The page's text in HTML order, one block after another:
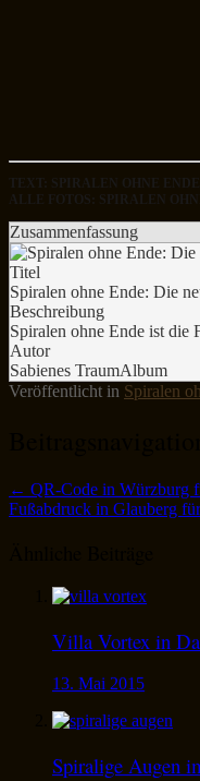
TEXT: SPIRALEN OHNE
ALLE FOTOS: SPIRALEN
Zusammenfassung
Titel
Spiralen ohne Ende: Die
Beschreibung
Spiralen ohne Ende ist die
Autor
Sabienes TraumAlbum
Veröffentlicht in Spiralen
← QR-Code in Würzburg
Fußabdruck in Glauberg
Villa Vortex in
13. Mai 2015
Spiralige Augen